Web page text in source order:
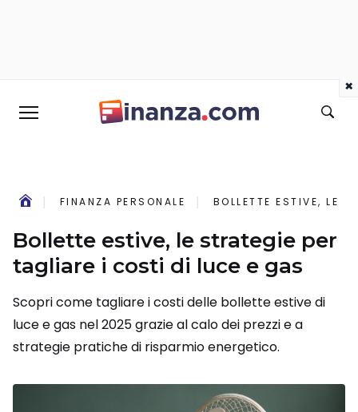
FINANZA PERSONALE BOLLETTE ESTIVE, LE
Bollette estive, le strategie per
tagliare i costi di luce e gas
Scopri come tagliare i costi delle bollette estive di
luce e gas nel 2025 grazie al calo dei prezzi e a
strategie pratiche di risparmio energetico.
×